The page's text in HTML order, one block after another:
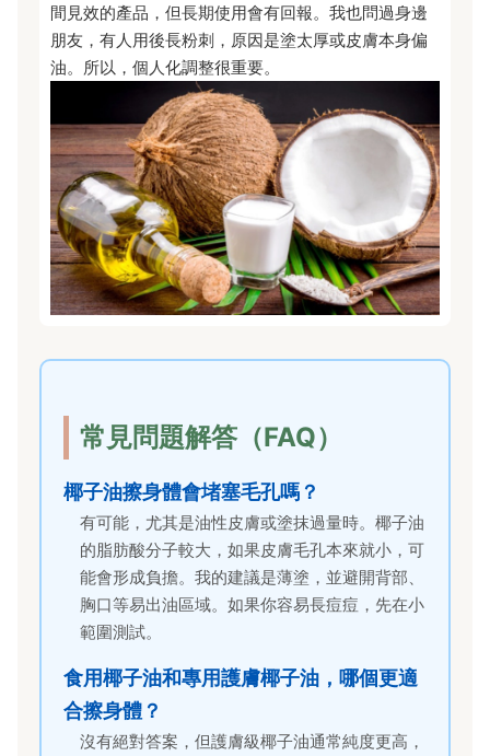
間見效的產品，但長期使用會有回報。我也問過身邊
朋友，有人用後長粉刺，原因是塗太厚或皮膚本身偏
油。所以，個人化調整很重要。
常見問題解答（FAQ）
椰子油擦身體會堵塞毛孔嗎？
有可能，尤其是油性皮膚或塗抹過量時。椰子油
的脂肪酸分子較大，如果皮膚毛孔本來就小，可
能會形成負擔。我的建議是薄塗，並避開背部、
胸口等易出油區域。如果你容易長痘痘，先在小
範圍測試。
食用椰子油和專用護膚椰子油，哪個更適
合擦身體？
沒有絕對答案，但護膚級椰子油通常純度更高，